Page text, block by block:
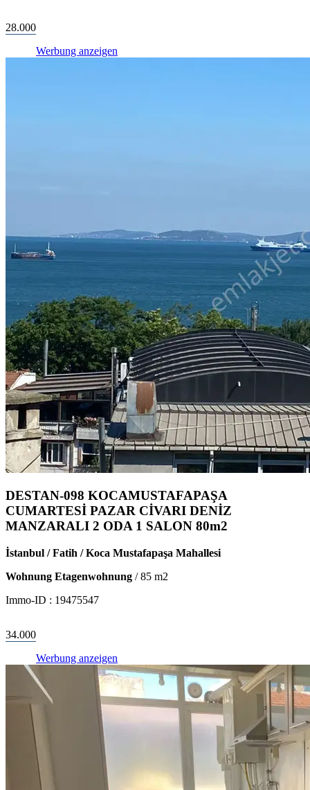
28.000
Werbung anzeigen
DESTAN-098 KOCAMUSTAFAPAŞA
CUMARTESİ PAZAR CİVARI DENİZ
MANZARALI 2 ODA 1 SALON 80m2
İstanbul / Fatih / Koca Mustafapaşa Mahallesi
Wohnung Etagenwohnung /85 m2
Immo-ID : 19475547
34.000
Werbung anzeigen